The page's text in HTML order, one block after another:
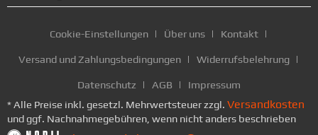
Cookie-Einstellungen Über uns Kontakt
Versand und Zahlungsbedingungen Widerrufsbelehrung
Datenschutz AGB
Impressum
* Alle Preise inkl. gesetzl. Mehrwertsteuer zzgl. Versandkosten
und ggf. Nachnahmegebühren, wenn nicht anders beschrieben